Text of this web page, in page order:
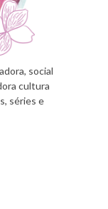
social
cultura
séries e